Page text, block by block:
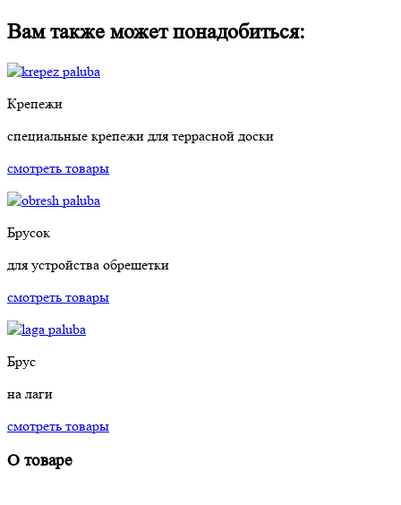
Вам также может понадобиться:
Крепежи
специальные крепежи для террасной доски
смотреть товары
Брусок
для устройства обрешетки
смотреть товары
Брус
на лаги
смотреть товары
О товаре